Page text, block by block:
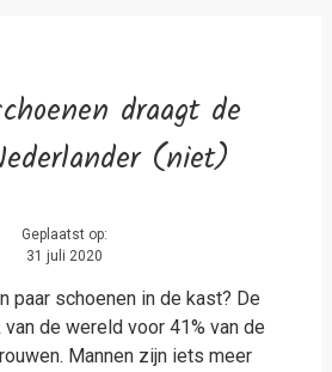
draagt de
(niet)
Geplaatst op:
31 juli 2020
paar schoenen in de kast? De
de wereld voor 41% van de
Mannen zijn iets meer